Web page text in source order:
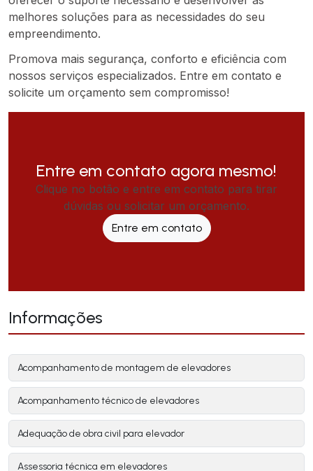
melhores soluções para as necessidades do seu
empreendimento.
Promova mais segurança, conforto e eficiência com
nossos serviços especializados. Entre em contato e
solicite um orçamento sem compromisso!
Entre em contato agora mesmo!
Clique no botão e entre em contato para tirar
dúvidas ou solicitar um orçamento.
Entre em contato
Informações
Acompanhamento de montagem de elevadores
Acompanhamento técnico de elevadores
Adequação de obra civil para elevador
Assessoria técnica em elevadores